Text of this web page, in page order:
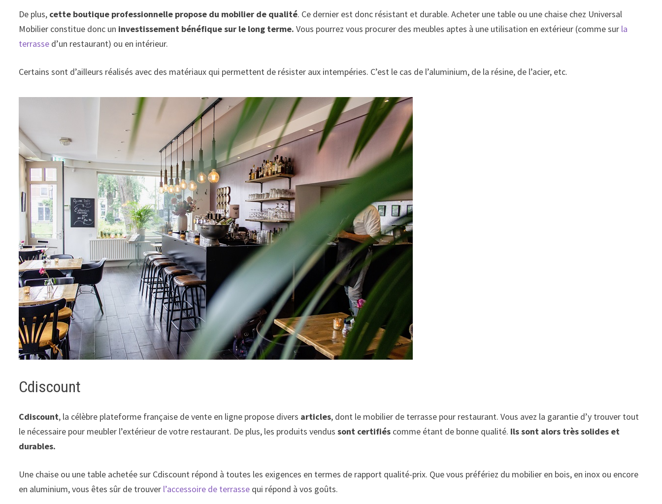
De plus, cette boutique professionnelle propose du mobilier de qualité. Ce dernier est donc résistant et durable. Acheter une table ou une chaise chez Universal
Mobilier constitue donc un investissement bénéfique sur le long terme. Vous pourrez vous procurer des meubles aptes à une utilisation en extérieur (comme sur la
terrasse d’un restaurant) ou en intérieur.
Certains sont d’ailleurs réalisés avec des matériaux qui permettent de résister aux intempéries. C’est le cas de l’aluminium, de la résine, de l’acier, etc.
Cdiscount
Cdiscount, la célèbre plateforme française de vente en ligne propose divers articles, dont le mobilier de terrasse pour restaurant. Vous avez la garantie d’y trouver tout
le nécessaire pour meubler l’extérieur de votre restaurant. De plus, les produits vendussont certifiés comme étant de bonne qualité. Ils sont alors très solides et
durables.
Une chaise ou une table achetée sur Cdiscount répond à toutes les exigences en termes de rapport qualité-prix. Que vous préfériez du mobilier en bois, en inox ou encore
en aluminium, vous êtes sûr de trouver l’accessoire de terrasse qui répond à vos goûts.